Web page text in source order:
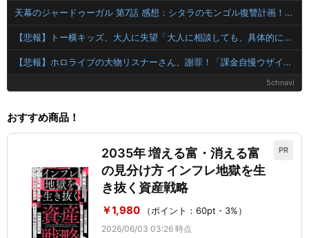
天幕のジャードゥーガル 第7話 感想：シタラのモンゴル復讐計画！兄弟をなんとか仲違いせねば！
【悲報】トー横キッズ、大人に失望「大人に相談しても、具体的に何もしてくれない。結果的に傷つく。福祉は自由が奪われる」
【悲報】ホロライブの大物リスナーさん、謝罪！「課金自慢ウザイ」と愚痴っただけなのに・・・！！！！
5chnavi
おすすめ商品！
PR
2035年 増える富・消える富
の見分け方 インフレ地獄を生
き抜く資産戦略
￥1,980 （ポイント：60pt・3%）
2026/06/03 03:26 時点